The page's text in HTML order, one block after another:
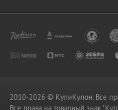
2010-2026 © КупиКупон. Все
Все права на товарный знак